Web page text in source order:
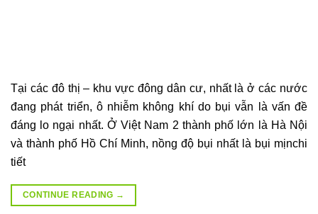
Tại các đô thị – khu vực đông dân cư, nhất là ở các nước
đang phát triển, ô nhiễm không khí do bụi vẫn là vấn đề
đáng lo ngại nhất. Ở Việt Nam 2 thành phố lớn là Hà Nội
và thành phố Hồ Chí Minh, nồng độ bụi nhất là bụi mịnchi
tiết
CONTINUE READING →